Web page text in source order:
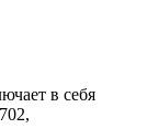
в себя
702,